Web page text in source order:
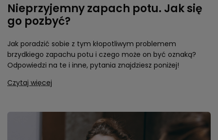
Nieprzyjemny zapach potu. Jak się
go pozbyć?
Jak poradzić sobie z tym kłopotliwym problemem
brzydkiego zapachu potu i czego może on być oznaką?
Odpowiedzi na te i inne, pytania znajdziesz poniżej!
Czytaj więcej